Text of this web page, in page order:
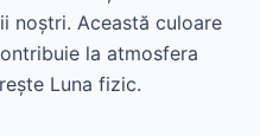
noștri. Această culoare
la atmosfera
Luna fizic.